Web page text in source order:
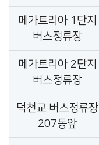
메가트리아 1단지
버스정류장
메가트리아 2단지
버스정류장
덕천교 버스정류장
207동앞